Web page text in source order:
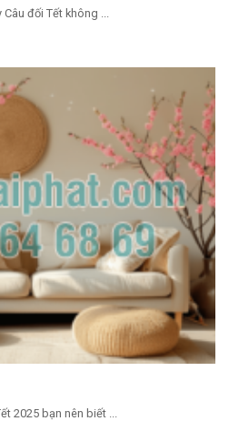
đối Tết không ...
2025 bạn nên biết ...